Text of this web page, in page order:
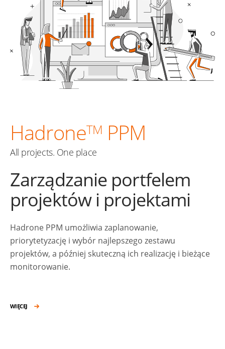
HadroneTM PPM
All projects. One place
Zarządzanie portfelem
projektów i projektami
Hadrone PPM umożliwia zaplanowanie,
priorytetyzację i wybór najlepszego zestawu
projektów, a później skuteczną ich realizację i bieżące
monitorowanie.
WIĘCEJ